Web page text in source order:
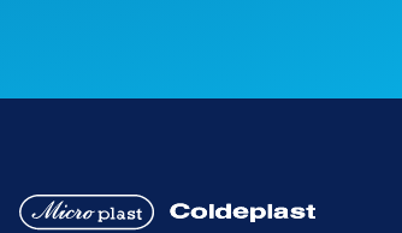
Sostenibilidad